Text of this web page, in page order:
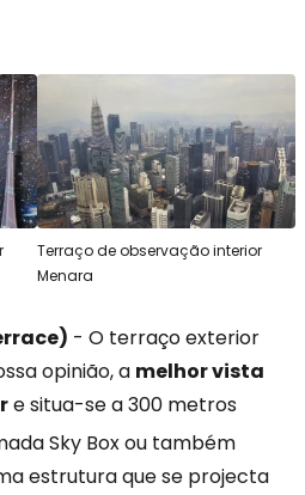
Terraço de observação interior
Menara
- O terraço exterior
opinião, a melhor vista
e situa-se a 300 metros
Sky Box ou também
estrutura que se projecta